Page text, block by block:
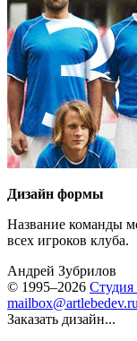
Дизайн формы
Название команды
всех игроков клуба.
Андрей Зубрилов
© 1995–2026 Студия
mailbox@artlebedev.ru
Заказать дизайн...